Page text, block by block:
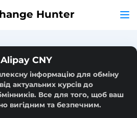
Hunter
CNY
інформацію для обміну
актуальних курсів до
Все для того, щоб ваш
вигідним та безпечним.